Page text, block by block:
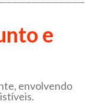
e
envolvendo